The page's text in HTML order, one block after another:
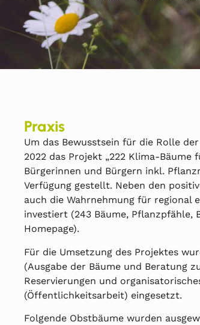
Praxis
Um das Bewusstsein für die Rolle
2022 das Projekt „222 Klima-Bäume
Bürgerinnen und Bürgern inkl.
Verfügung gestellt. Neben den
auch die Wahrnehmung für regional
investiert (243 Bäume, Pflanzpfähle,
Homepage).
Für die Umsetzung des Projektes
(Ausgabe der Bäume und Beratung
Reservierungen und
(Öffentlichkeitsarbeit) eingesetzt.
Folgende Obstbäume wurden